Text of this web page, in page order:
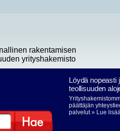
rakentamisen
yrityshakemisto
Löydä nopeasti
teollisuuden
päättäjän
palvelut» Lue